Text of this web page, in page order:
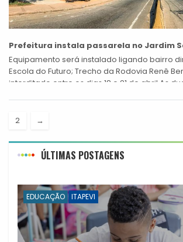
Prefeitura instala passarela no Jardim
Equipamento será instalado ligando bairro
Escola do Futuro; Trecho da Rodovia Renê
interditado entre os dias 18 e 21 de abril As
2 →
ÚLTIMAS POSTAGENS
EDUCAÇÃO ITAPEVI